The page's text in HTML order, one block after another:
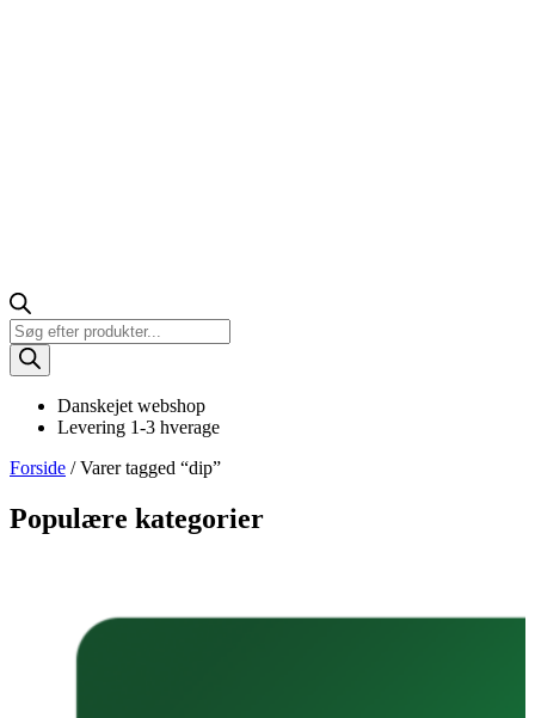
Products
search
Danskejet webshop
Levering 1-3 hverage
Forside / Varer tagged “dip”
Populære kategorier